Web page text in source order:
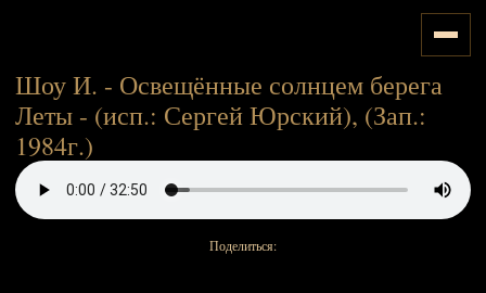
Шоу И. - Освещённые солнцем берега
Леты - (исп.: Сергей Юрский), (Зап.:
1984г.)
Поделиться: